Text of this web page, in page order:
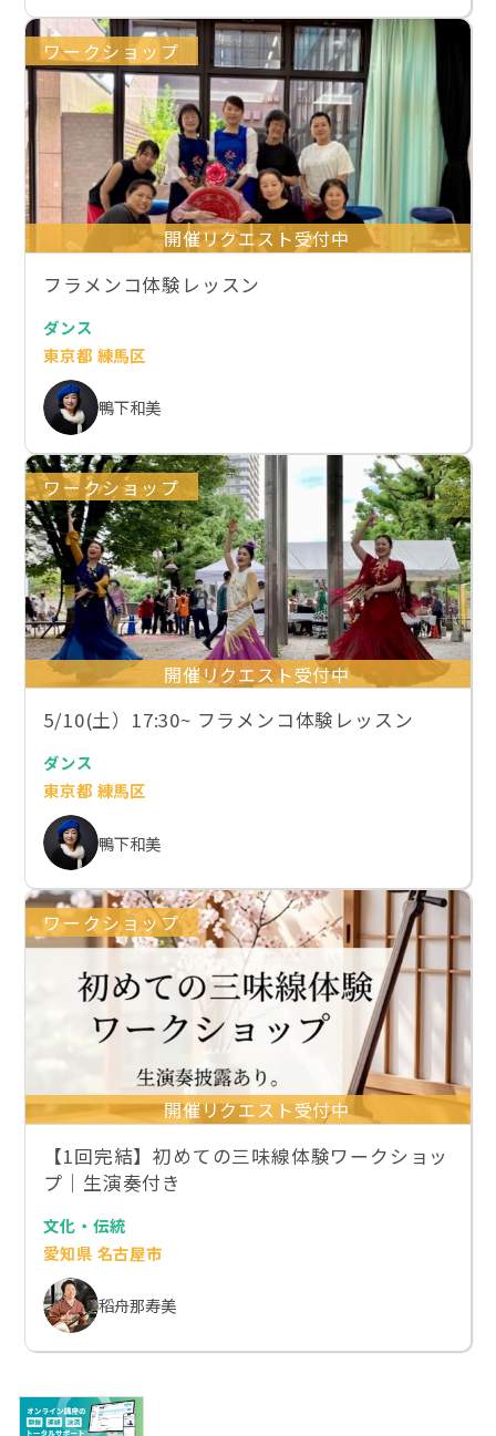
ワークショップ
開催リクエスト受付中
フラメンコ体験レッスン
ダンス
東京都 練馬区
鴨下和美
ワークショップ
開催リクエスト受付中
5/10(土）17:30~ フラメンコ体験レッスン
ダンス
東京都 練馬区
鴨下和美
ワークショップ
開催リクエスト受付中
【1回完結】初めての三味線体験ワークショッ
プ｜生演奏付き
文化・伝統
愛知県 名古屋市
稻舟那寿美